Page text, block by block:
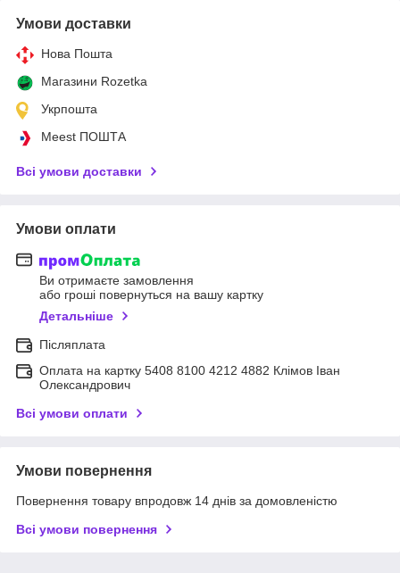
Умови доставки
Нова Пошта
Магазини Rozetka
Укрпошта
Meest ПОШТА
Всі умови доставки
Умови оплати
Ви отримаєте замовлення
або гроші повернуться на вашу картку
Детальніше
Післяплата
Оплата на картку 5408 8100 4212 4882 Клімов Іван
Олександрович
Всі умови оплати
Умови повернення
Повернення товару впродовж 14 днів за домовленістю
Всі умови повернення